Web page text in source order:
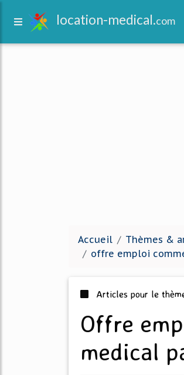
location-medical.com
Accueil Thèmes &
offre emploi
Articles pour le
offre emploi commercial materiel
medical